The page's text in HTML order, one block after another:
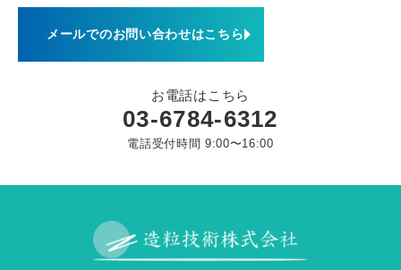
メールでのお問い合わせはこちら
お電話はこちら
03-6784-6312
電話受付時間 9:00〜16:00